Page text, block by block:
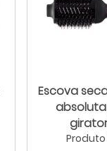
Escova